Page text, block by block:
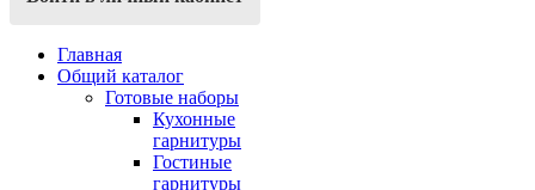
Главная
Общий каталог
Готовые наборы
Кухонные
гарнитуры
Гостиные
гарнитуры